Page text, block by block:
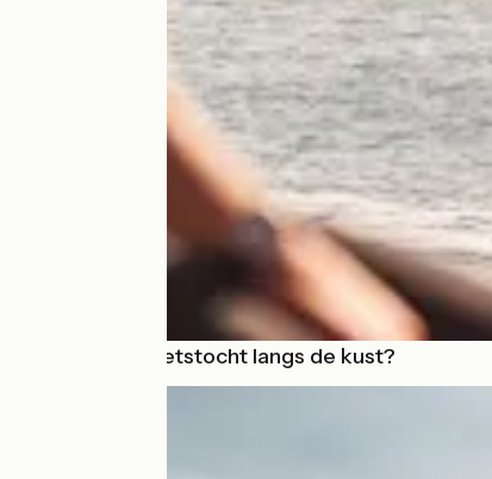
🏖️ Zin in een fietstocht langs de kust?